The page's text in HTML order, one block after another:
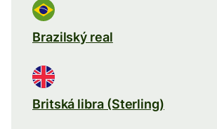
Brazilský real
Britská libra (Sterling)